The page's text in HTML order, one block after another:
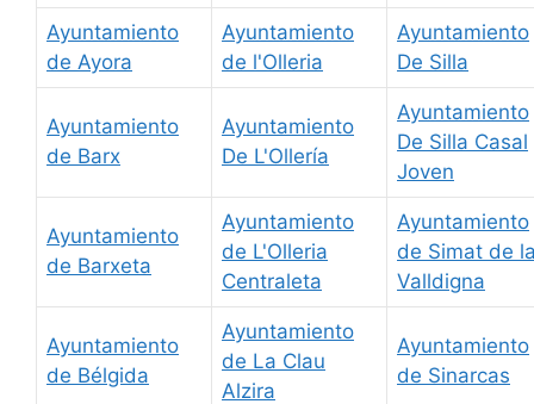
Ayuntamiento
de Ayora
Ayuntamiento
de l'Olleria
Ayuntamiento
De Silla
Ayuntamiento
de Barx
Ayuntamiento
De L'Ollería
Ayuntamiento
De Silla Casal
Joven
Ayuntamiento
de Barxeta
Ayuntamiento
de L'Olleria
Centraleta
Ayuntamiento
de Simat de
Valldigna
Ayuntamiento
de Bélgida
Ayuntamiento
de La Clau
Alzira
Ayuntamiento
de Sinarcas